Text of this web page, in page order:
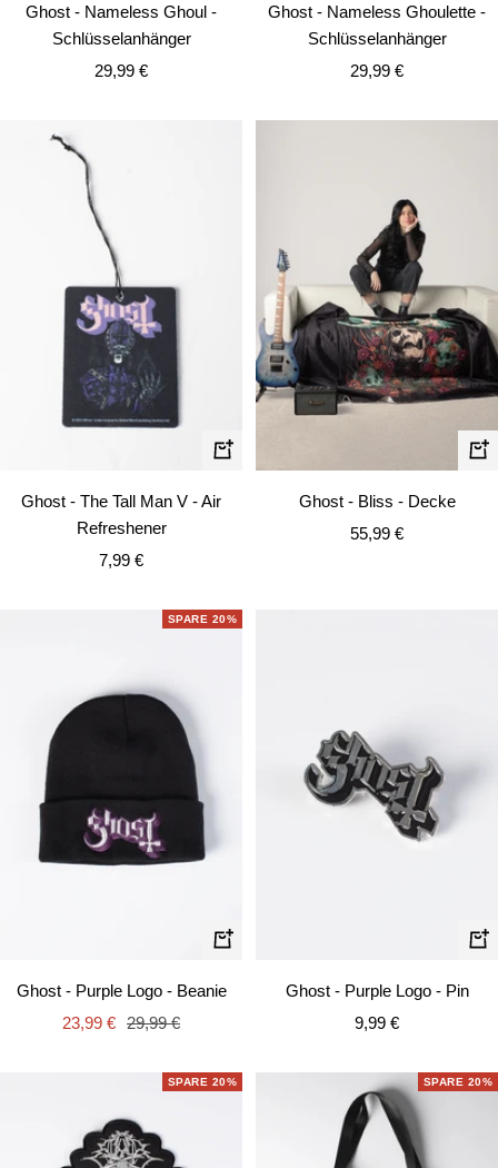
Ghost - Nameless Ghoul -
Schlüsselanhänger
Angebotspreis
29,99 €
Ghost - Nameless Ghoulette -
Schlüsselanhänger
Angebotspreis
29,99 €
In
Ghost - The Tall Man V - Air
Refreshener
Angebotspreis
7,99 €
In
Ghost - Bliss - Decke
Angebotspreis
55,99 €
SPARE 20%
In
Ghost - Purple Logo - Beanie
Angebotspreis
23,99 € Regulärer
29,99 €
In
Ghost - Purple Logo - Pin
Angebotspreis
9,99 €
SPARE 20% SPARE 20%